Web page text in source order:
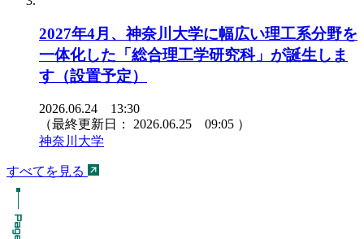
2027年4月、神奈川大学に幅広い理工系分野を
一体化した「総合理工学研究科」が誕生しま
す（設置予定）
2026.06.24 13:30
（最終更新日： 2026.06.25 09:05 ）
神奈川大学
すべてを見る